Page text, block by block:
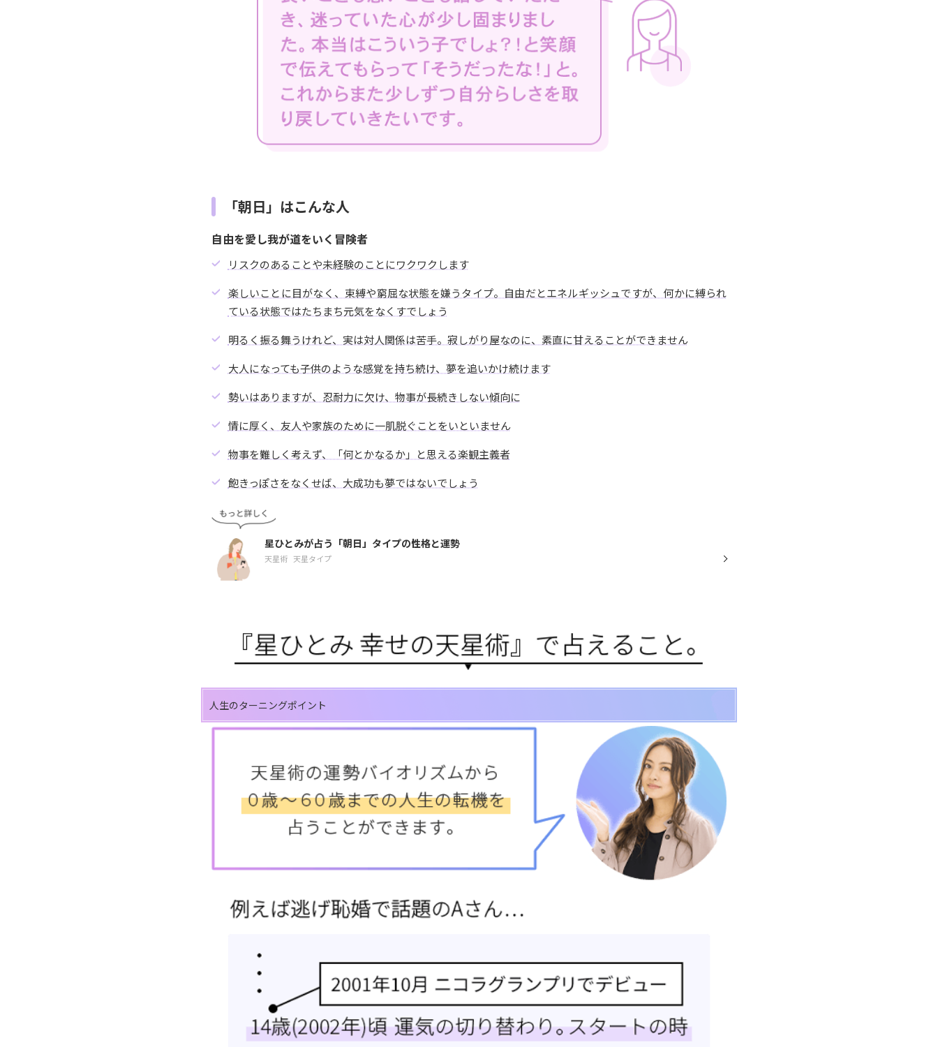
「朝日」はこんな人
自由を愛し我が道をいく冒険者
リスクのあることや未経験のことにワクワクします
楽しいことに目がなく、束縛や窮屈な状態を嫌うタイプ。自由だとエネルギッシュですが、何かに縛られ
ている状態ではたちまち元気をなくすでしょう
明るく振る舞うけれど、実は対人関係は苦手。寂しがり屋なのに、素直に甘えることができません
大人になっても子供のような感覚を持ち続け、夢を追いかけ続けます
勢いはありますが、忍耐力に欠け、物事が長続きしない傾向に
情に厚く、友人や家族のために一肌脱ぐことをいといません
物事を難しく考えず、「何とかなるか」と思える楽観主義者
飽きっぽさをなくせば、大成功も夢ではないでしょう
星ひとみが占う「朝日」タイプの性格と運勢
天星術 天星タイプ
人生のターニングポイント